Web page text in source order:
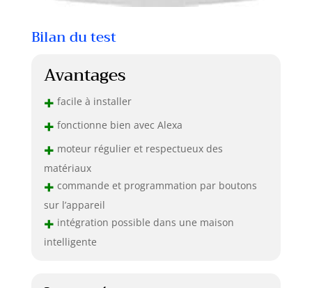
Bilan du test
Avantages
+ facile à installer
+ fonctionne bien avec Alexa
+ moteur régulier et respectueux des
matériaux
+ commande et programmation par boutons
sur l’appareil
+ intégration possible dans une maison
intelligente